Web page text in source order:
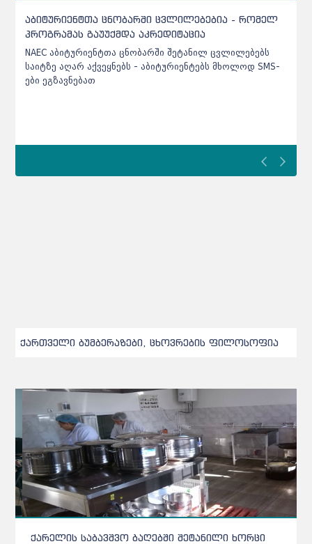
აბიტურიენტთა ცნობარში ცვლილებებია - რომელ
პროგრამას გაუუქმდა აკრედიტაცია
NAEC აბიტურიენტთა ცნობარში შეტანილ ცვლილებებს
საიტზე აღარ აქვეყნებს - აბიტურიენტებს მხოლოდ SMS-
ები ეგზავნებათ
ქართველი ბუმბერაზები, ცხოვრების ფილოსოფია
ქარელის საბავშვო ბაღებში შეტანილი ხორცი